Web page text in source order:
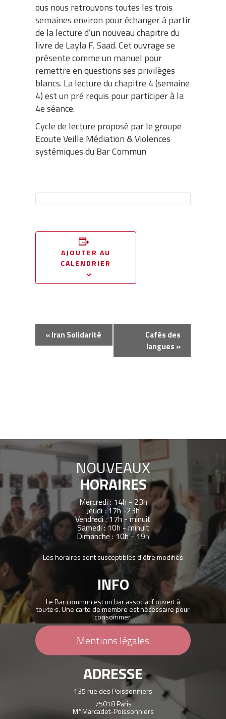
ous nous retrouvons toutes les trois
semaines environ pour échanger à partir
de la lecture d’un nouveau chapitre du
livre de Layla F. Saad. Cet ouvrage se
présente comme un manuel pour
remettre en questions ses privilèges
blancs. La lecture du chapitre 4 (semaine
4) est un pré requis pour participer à la
4e séance.
Cycle de lecture proposé par le groupe
Ecoute Veille Médiation & Violences
systémiques du Bar Commun
AJOUTER AU
CALENDRIER
Navigation
Évènement
«Iran Solidarité
Cafés des
langues »
NOUVEAUX
HORAIRES
Mercredi : 14h - 23h
Jeudi : 17h -23h
Vendredi : 17h - minuit
Samedi : 10h - minuit
Dimanche : 10h - 19h
Les horaires sont susceptibles d'être modifiés
INFO
Le Bar commun est un bar associatif ouvert à
tou·te·s. Une carte de membre est nécessaire pour
consommer.
Mentions légales
ADRESSE
135 rue des Poissonniers
75018 Paris
M°Marcadet-Poissonniers